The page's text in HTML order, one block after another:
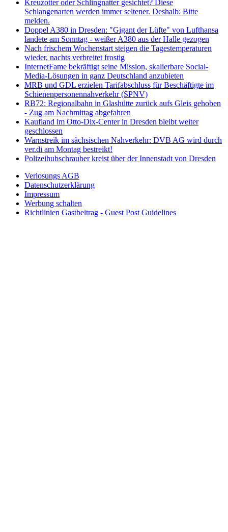
Kreuzotter oder Schlingnatter gesichtet? Diese
Schlangenarten werden immer seltener. Deshalb: Bitte
melden.
Doppel A380 in Dresden: "Gigant der Lüfte" von Lufthansa
landete am Sonntag - weißer A380 aus der Halle gezogen
Nach frischem Wochenstart steigen die Tagestemperaturen
wieder, nachts verbreitet frostig
InternetFame bekräftigt seine Mission, skalierbare Social-
Media-Lösungen in ganz Deutschland anzubieten
MRB und GDL erzielen Tarifabschluss für Beschäftigte im
Schienenpersonennahverkehr (SPNV)
RB72: Regionalbahn in Glashütte zurück aufs Gleis gehoben
- Zug am Nachmittag abgefahren
Kaufland im Otto-Dix-Center in Dresden bleibt weiter
geschlossen
Warnstreik im sächsischen Nahverkehr: DVB AG wird durch
ver.di am Montag bestreikt!
Polizeihubschrauber kreist über der Innenstadt von Dresden
Verlosungs AGB
Datenschutzerklärung
Impressum
Werbung schalten
Richtlinien Gastbeitrag - Guest Post Guidelines